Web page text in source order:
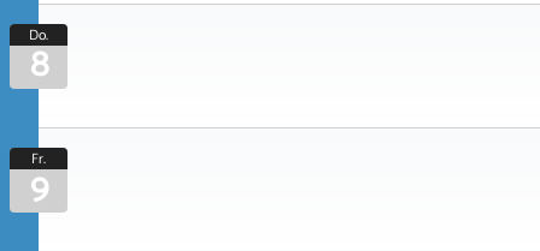
Do.
8
Fr.
9